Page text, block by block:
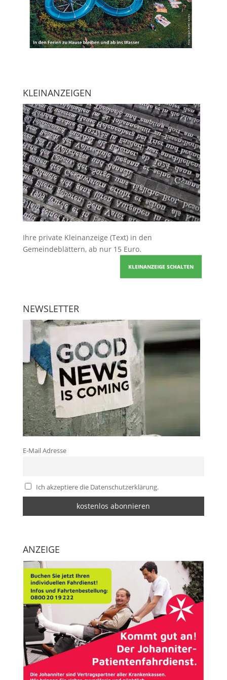
KLEINANZEIGEN
Ihre private Kleinanzeige (Text) in den
Gemeindeblättern, ab nur 15 Euro.
KLEINANZEIGE SCHALTEN
NEWSLETTER
E-Mail Adresse
Ich akzeptiere die Datenschutzerklärung.
ANZEIGE